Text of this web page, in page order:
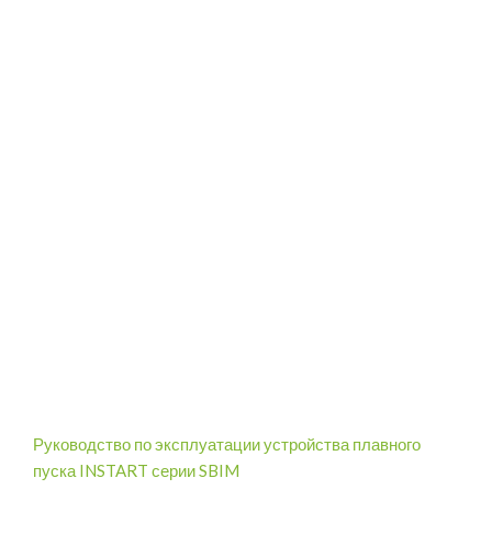
Руководство по эксплуатации устройства плавного
пуска INSTART серии SBIM